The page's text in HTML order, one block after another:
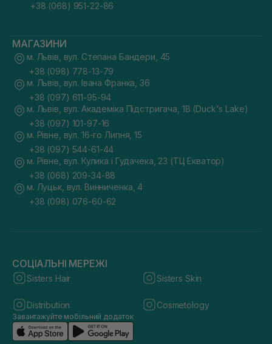
+38 (068) 951-22-86
МАГАЗИНИ
м. Львів, вул. Степана Бандери, 45
+38 (098) 778-13-79
м. Львів, вул. Івана Франка, 36
+38 (097) 611-95-94
м. Львів, вул. Академіка Підстригача, 1В (Duck's Lake)
+38 (097) 101-97-16
м. Рівне, вул. 16-го Липня, 15
+38 (097) 544-61-44
м. Рівне, вул. Кулика і Гудачека, 23 (ТЦ Екватор)
+38 (068) 209-34-88
м. Луцьк, вул. Винниченка, 4
+38 (098) 076-60-62
СОЦІАЛЬНІ МЕРЕЖІ
Sisters Hair Sisters Skin
Distribution Cosmetology
Завантажуйте мобільний додаток